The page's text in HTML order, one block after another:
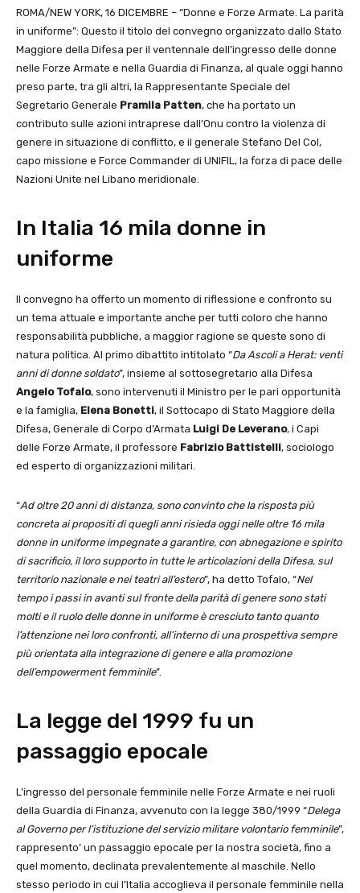
ROMA/NEW YORK, 16 DICEMBRE – “Donne e Forze Armate. La parità
in uniforme”: Questo il titolo del convegno organizzato dallo Stato
Maggiore della Difesa per il ventennale dell’ingresso delle donne
nelle Forze Armate e nella Guardia di Finanza, al quale oggi hanno
preso parte, tra gli altri, la Rappresentante Speciale del
Segretario Generale Pramila Patten, che ha portato un
contributo sulle azioni intraprese dall’Onu contro la violenza di
genere in situazione di conflitto, e il generale Stefano Del Col,
capo missione e Force Commander di UNIFIL, la forza di pace delle
Nazioni Unite nel Libano meridionale.
In Italia 16 mila donne in
uniforme
Il convegno ha offerto un momento di riflessione e confronto su
un tema attuale e importante anche per tutti coloro che hanno
responsabilità pubbliche, a maggior ragione se queste sono di
natura politica. Al primo dibattito intitolato “Da Ascoli a Herat: venti
anni di donne soldato”, insieme al sottosegretario alla Difesa
Angelo Tofalo, sono intervenuti il Ministro per le pari opportunità
e la famiglia, Elena Bonetti, il Sottocapo di Stato Maggiore della
Difesa, Generale di Corpo d’Armata Luigi De Leverano, i Capi
delle Forze Armate, il professore Fabrizio Battistelli, sociologo
ed esperto di organizzazioni militari.
“Ad oltre 20 anni di distanza, sono convinto che la risposta più
concreta ai propositi di quegli anni risieda oggi nelle oltre 16 mila
donne in uniforme impegnate a garantire, con abnegazione e spirito
di sacrificio, il loro supporto in tutte le articolazioni della Difesa, sul
territorio nazionale e nei teatri all’estero”, ha detto Tofalo, “Nel
tempo i passi in avanti sul fronte della parità di genere sono stati
molti e il ruolo delle donne in uniforme è cresciuto tanto quanto
l’attenzione nei loro confronti, all’interno di una prospettiva sempre
più orientata alla integrazione di genere e alla promozione
dell’empowerment femminile”.
La legge del 1999 fu un
passaggio epocale
L’ingresso del personale femminile nelle Forze Armate e nei ruoli
della Guardia di Finanza, avvenuto con la legge 380/1999 “Delega
al Governo per l’istituzione del servizio militare volontario femminile”,
rappresento’ un passaggio epocale per la nostra società, fino a
quel momento, declinata prevalentemente al maschile. Nello
stesso periodo in cui l’Italia accoglieva il personale femminile nella